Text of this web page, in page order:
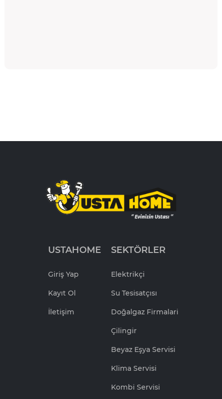
USTAHOME
Giriş Yap
Kayıt Ol
İletişim
SEKTÖRLER
Elektrikçi
Su Tesisatçısı
Doğalgaz Firmalari
Çilingir
Beyaz Eşya Servisi
Klima Servisi
Kombi Servisi